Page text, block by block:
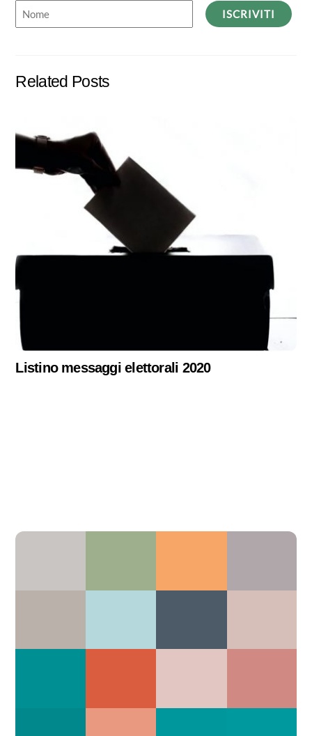
ISCRIVITI
Related Posts
Listino messaggi elettorali 2020